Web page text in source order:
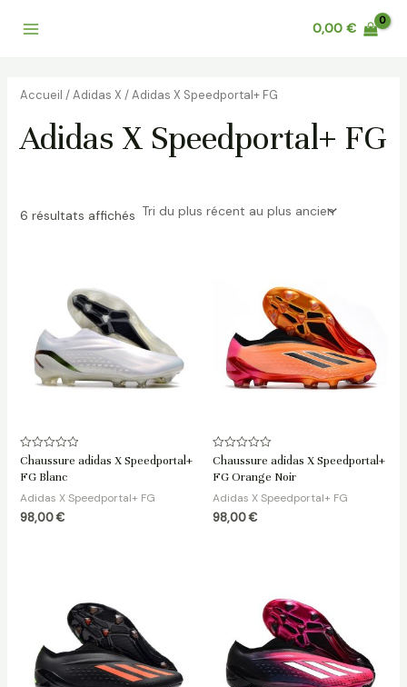
0,00€
Accueil /Adidas X / Adidas X Speedportal+ FG
Adidas X Speedportal+ FG
6 résultats affichés
Note
sur
Chaussure adidas X Speedportal+
FG Blanc
Adidas X Speedportal+ FG
98,00€
Note
sur
Chaussure adidas X Speedportal+
FG Orange Noir
Adidas X Speedportal+ FG
98,00€